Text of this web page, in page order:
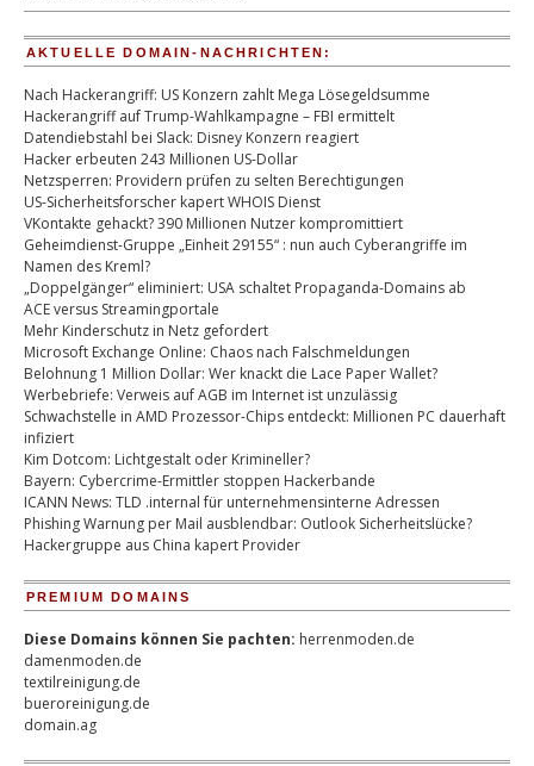
AKTUELLE DOMAIN-NACHRICHTEN:
Nach Hackerangriff: US Konzern zahlt Mega Lösegeldsumme
Hackerangriff auf Trump-Wahlkampagne – FBI ermittelt
Datendiebstahl bei Slack: Disney Konzern reagiert
Hacker erbeuten 243 Millionen US-Dollar
Netzsperren: Providern prüfen zu selten Berechtigungen
US-Sicherheitsforscher kapert WHOIS Dienst
VKontakte gehackt? 390 Millionen Nutzer kompromittiert
Geheimdienst-Gruppe „Einheit 29155“ : nun auch Cyberangriffe im
Namen des Kreml?
„Doppelgänger“ eliminiert: USA schaltet Propaganda-Domains ab
ACE versus Streamingportale
Mehr Kinderschutz in Netz gefordert
Microsoft Exchange Online: Chaos nach Falschmeldungen
Belohnung 1 Million Dollar: Wer knackt die Lace Paper Wallet?
Werbebriefe: Verweis auf AGB im Internet ist unzulässig
Schwachstelle in AMD Prozessor-Chips entdeckt: Millionen PC dauerhaft
infiziert
Kim Dotcom: Lichtgestalt oder Krimineller?
Bayern: Cybercrime-Ermittler stoppen Hackerbande
ICANN News: TLD .internal für unternehmensinterne Adressen
Phishing Warnung per Mail ausblendbar: Outlook Sicherheitslücke?
Hackergruppe aus China kapert Provider
PREMIUM DOMAINS
Diese Domains können Sie pachten: herrenmoden.de
damenmoden.de
textilreinigung.de
bueroreinigung.de
domain.ag